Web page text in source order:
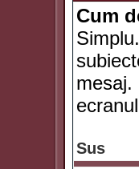
Cum
mesaj.
Sus